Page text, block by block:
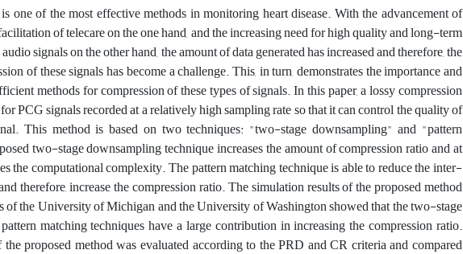
one of the most effective methods in monitoring heart disease. With the advancement of
of telecare on the one hand, and the increasing need for high quality and long-term
signals on the other hand, the amount of data generated has increased and therefore, the
of these signals has become a challenge. This, in turn, demonstrates the importance and
methods for compression of these types of signals. In this paper, a lossy compression
PCG signals recorded at a relatively high sampling rate so that it can control the quality of
This method is based on two techniques: "two-stage downsampling" and "pattern
two-stage downsampling technique increases the amount of compression ratio and at
the computational complexity. The pattern matching technique is able to reduce the inter-
therefore, increase the compression ratio. The simulation results of the proposed method
of the University of Michigan and the University of Washington showed that the two-stage
matching techniques have a large contribution in increasing the compression ratio.
proposed method was evaluated according to the PRD and CR criteria and compared